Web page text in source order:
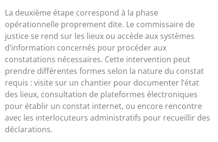
La deuxième étape correspond à la phase
opérationnelle proprement dite. Le commissaire de
justice se rend sur les lieux ou accède aux systèmes
d’information concernés pour procéder aux
constatations nécessaires. Cette intervention peut
prendre différentes formes selon la nature du constat
requis : visite sur un chantier pour documenter l’état
des lieux, consultation de plateformes électroniques
pour établir un constat internet, ou encore rencontre
avec les interlocuteurs administratifs pour recueillir des
déclarations.